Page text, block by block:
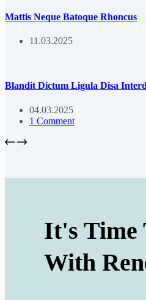
Mattis Neque Batoque Rhoncus
11.03.2025
Blandit Dictum Ligula Disa
04.03.2025
1 Comment
It's Time
With